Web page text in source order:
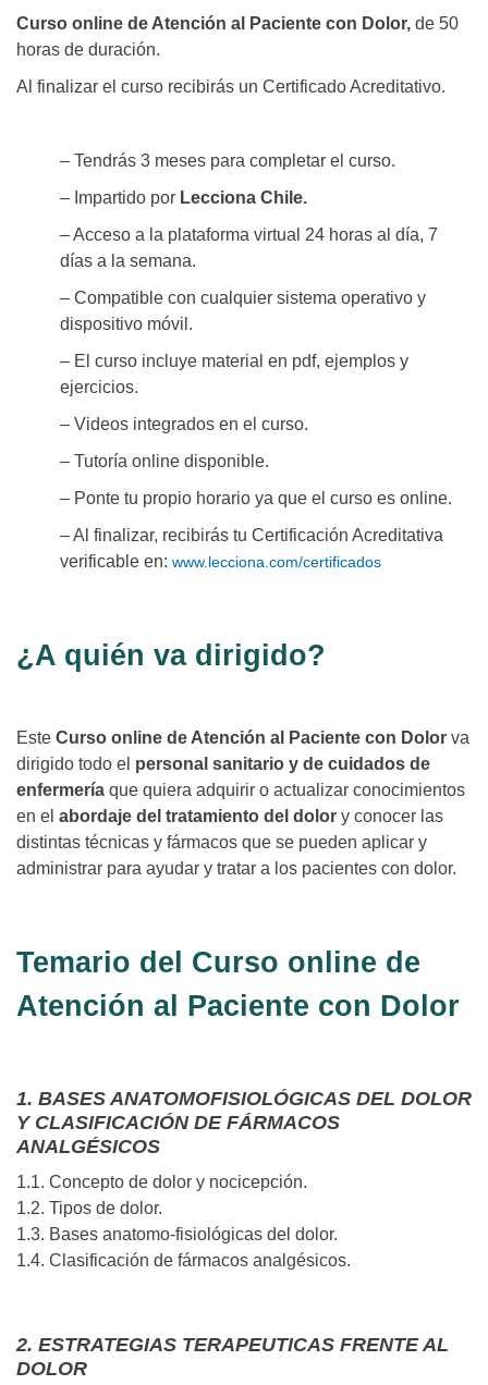
Curso online de Atención al Paciente con Dolor, de 50
horas de duración.
Al finalizar el curso recibirás un Certificado Acreditativo.
– Tendrás 3 meses para completar el curso.
– Impartido por Lecciona Chile.
– Acceso a la plataforma virtual 24 horas al día, 7
días a la semana.
– Compatible con cualquier sistema operativo y
dispositivo móvil.
– El curso incluye material en pdf, ejemplos y
ejercicios.
– Videos integrados en el curso.
– Tutoría online disponible.
– Ponte tu propio horario ya que el curso es online.
– Al finalizar, recibirás tu Certificación Acreditativa
verificable en: www.lecciona.com/certificados
¿A quién va dirigido?
Este Curso online de Atención al Paciente con Dolor va
dirigido todo el personal sanitario y de cuidados de
enfermería que quiera adquirir o actualizar conocimientos
en el abordaje del tratamiento del dolor y conocer las
distintas técnicas y fármacos que se pueden aplicar y
administrar para ayudar y tratar a los pacientes con dolor.
Temario del Curso online de
Atención al Paciente con Dolor
1. BASES ANATOMOFISIOLÓGICAS DEL DOLOR
Y CLASIFICACIÓN DE FÁRMACOS
ANALGÉSICOS
1.1. Concepto de dolor y nocicepción.
1.2. Tipos de dolor.
1.3. Bases anatomo-fisiológicas del dolor.
1.4. Clasificación de fármacos analgésicos.
2. ESTRATEGIAS TERAPEUTICAS FRENTE AL
DOLOR